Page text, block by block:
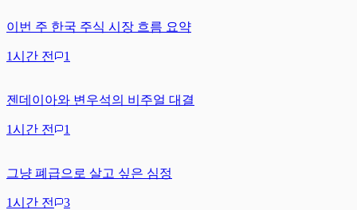
이번 주 한국 주식 시장 흐름 요약
1시간 전 1
젠데이아와 변우석의 비주얼 대결
1시간 전 1
그냥 폐급으로 살고 싶은 심정
1시간 전 3